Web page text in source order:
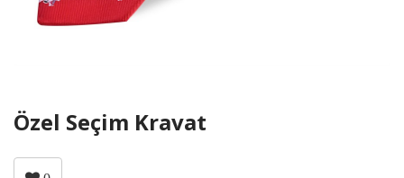
Özel Seçim Kravat